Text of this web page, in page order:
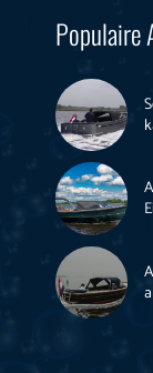
Populaire